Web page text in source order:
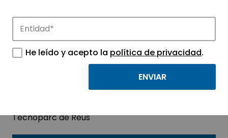
SERSAN SISTEMAS SL
INFORMACIÓN, INFORMÁTICA Y
Tecnoparc de Reus
He leído y acepto la política de privacidad.